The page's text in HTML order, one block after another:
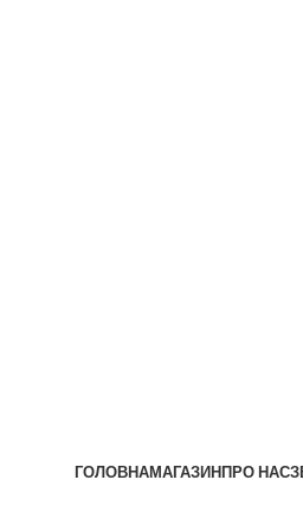
ГОЛОВНАМАГАЗИН ПРО НАС